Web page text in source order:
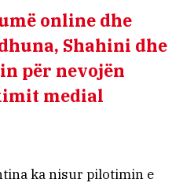
online dhe
Shahini dhe
për nevojën
medial
ka nisur pilotimin e